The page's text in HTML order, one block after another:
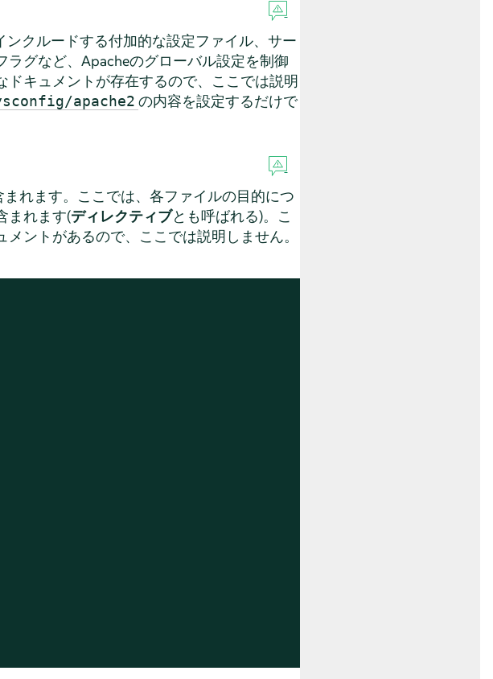
クルードする付加的な設定ファイル、サー
グなど、Apacheのグローバル設定を制御
キュメントが存在するので、ここでは説明
apache2 の内容を設定するだけで
れます。ここでは、各ファイルの目的につ
まれます(ディレクティブとも呼ばれる)。こ
ントがあるので、ここでは説明しません。